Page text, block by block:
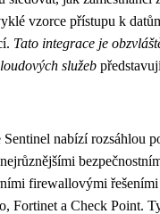
vzorce přístupu k
Tato integrace je
služeb
nabízí rozsáhlou
firewallovými
Fortinet a Check Point.